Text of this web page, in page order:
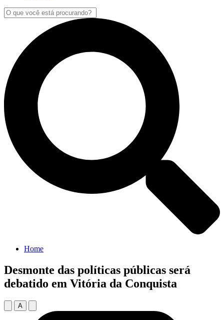
Home
Desmonte das políticas públicas será
debatido em Vitória da Conquista
A